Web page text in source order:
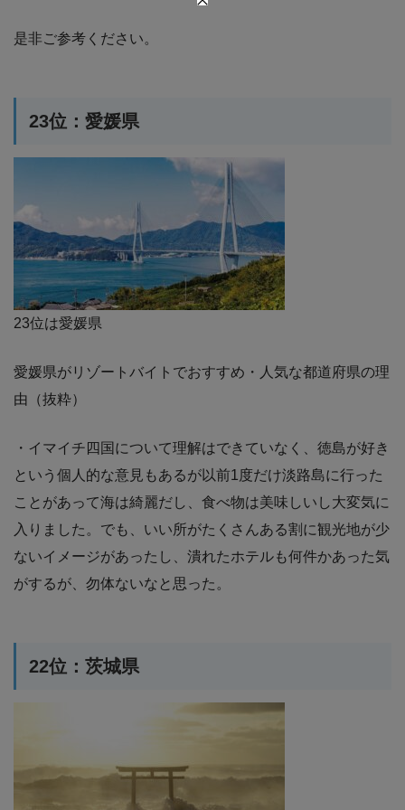
是非ご参考ください。
23位：愛媛県
23位は愛媛県
愛媛県がリゾートバイトでおすすめ・人気な都道府県の理
由（抜粋）
・イマイチ四国について理解はできていなく、徳島が好き
という個人的な意見もあるが以前1度だけ淡路島に行った
ことがあって海は綺麗だし、食べ物は美味しいし大変気に
入りました。でも、いい所がたくさんある割に観光地が少
ないイメージがあったし、潰れたホテルも何件かあった気
がするが、勿体ないなと思った。
22位：茨城県